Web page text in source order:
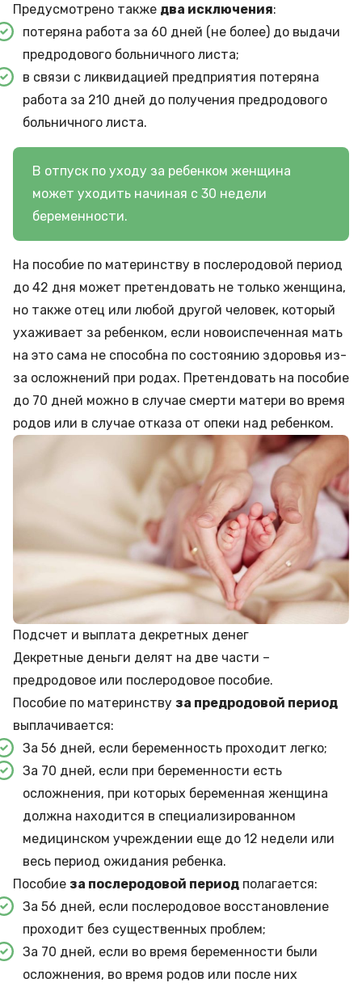
Предусмотрено также два исключения:
потеряна работа за 60 дней (не более) до выдачи
предродового больничного листа;
в связи с ликвидацией предприятия потеряна
работа за 210 дней до получения предродового
больничного листа.
В отпуск по уходу за ребенком женщина
может уходить начиная с 30 недели
беременности.
На пособие по материнству в послеродовой период
до 42 дня может претендовать не только женщина,
но также отец или любой другой человек, который
ухаживает за ребенком, если новоиспеченная мать
на это сама не способна по состоянию здоровья из-
за осложнений при родах. Претендовать на пособие
до 70 дней можно в случае смерти матери во время
родов или в случае отказа от опеки над ребенком.
Подсчет и выплата декретных денег
Декретные деньги делят на две части –
предродовое или послеродовое пособие.
Пособие по материнству за предродовой период
выплачивается:
За 56 дней, если беременность проходит легко;
За 70 дней, если при беременности есть
осложнения, при которых беременная женщина
должна находится в специализированном
медицинском учреждении еще до 12 недели или
весь период ожидания ребенка.
Пособие за послеродовой период полагается:
За 56 дней, если послеродовое восстановление
проходит без существенных проблем;
За 70 дней, если во время беременности были
осложнения, во время родов или после них